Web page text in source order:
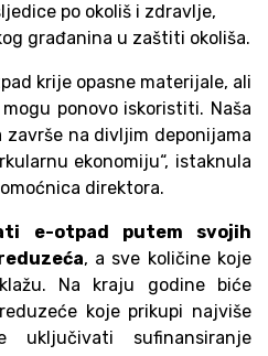
po okoliš i zdravlje,
građanina u zaštiti okoliša.
krije opasne materijale, ali
ponovo iskoristiti. Naša
na divljim deponijama
ekonomiju“, istaknula
direktora.
e-otpad putem svojih
, a sve količine koje
Na kraju godine biće
koje prikupi najviše
sufinansiranje